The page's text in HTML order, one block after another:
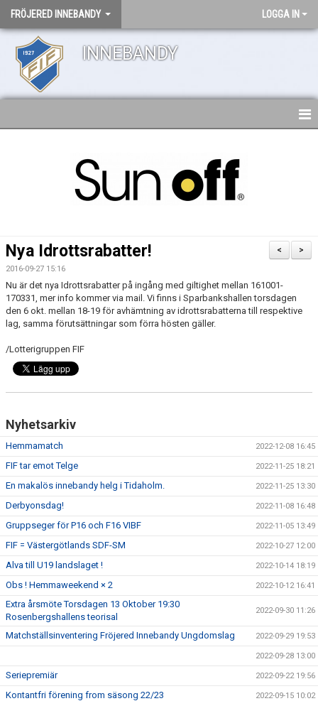
FRÖJERED INNEBANDY LOGGA IN
INNEBANDY
>
<
Nya Idrottsrabatter!
2016-09-27 15:16
Nu är det nya Idrottsrabatter på ingång med giltighet mellan 161001-
170331, mer info kommer via mail. Vi finns i Sparbankshallen torsdagen
den 6 okt. mellan 18-19 för avhämtning av idrottsrabatterna till respektive
lag, samma förutsättningar som förra hösten gäller.
/Lotterigruppen FIF
Nyhetsarkiv
Hemmamatch 2022-12-08 16:45
FIF tar emot Telge 2022-11-25 18:21
En makalös innebandy helg i Tidaholm. 2022-11-25 13:30
Derbyonsdag! 2022-11-08 16:48
Gruppseger för P16 och F16 VIBF 2022-11-05 13:49
FIF = Västergötlands SDF-SM 2022-10-27 12:00
Alva till U19 landslaget ! 2022-10-14 18:19
Obs ! Hemmaweekend × 2 2022-10-12 16:41
Extra årsmöte Torsdagen 13 Oktober 19:30
Rosenbergshallens teorisal
2022-09-30 11:26
Matchställsinventering Fröjered Innebandy Ungdomslag 2022-09-29 19:53
2022-09-28 13:00
Seriepremiär 2022-09-22 19:56
Kontantfri förening from säsong 22/23 2022-09-15 10:02